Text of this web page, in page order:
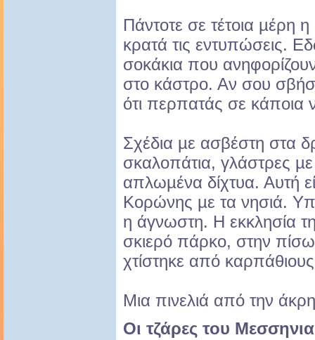
Πάντοτε σε τέτοια µέρη
κρατά τις εντυπώσεις.
σοκάκια που
στο κάστρο. Αν σου
ότι περπατάς σε κάποια
Σχέδια µε ασβέστη στα
σκαλοπάτια, γλάστρες
απλωµένα δίχτυα. Αυτή
Κορώνης µε τα νησιά.
η άγνωστη. Η εκκλησία
σκιερό πάρκο, στην
χτίστηκε από καρπάθιους
Μια πινελιά από την
Οι τζάρες του